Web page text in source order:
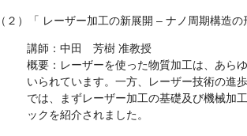
（２）「 レーザー加工の新展開 – ナノ周期構造の
講師：中田 芳樹 准教授
概要：レーザーを使った物質加工は、あら
いられています。一方、レーザー技術の進
では、まずレーザー加工の基礎及び機械加
ックを紹介されました。